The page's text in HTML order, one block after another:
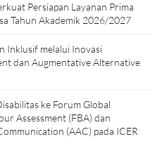
Persiapan Layanan Prima
Tahun Akademik 2026/2027
Inklusif melalui Inovasi
dan Augmentative Alternative
ke Forum Global
Assessment (FBA) dan
(AAC) pada ICER